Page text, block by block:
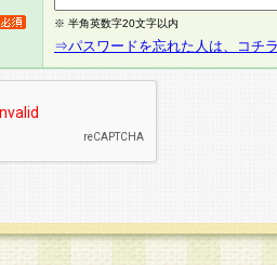
※ 半角英数字20文字以内
⇒パスワードを忘れた人は、コチ